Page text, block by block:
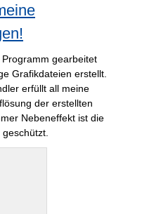
gearbeitet
Grafikdateien erstellt.
erfüllt all meine
der erstellten
Nebeneffekt ist die